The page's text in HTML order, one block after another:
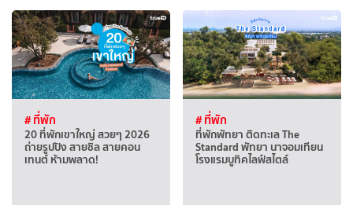
# ที่พัก
20 ที่พักเขาใหญ่ สวยๆ 2026
ถ่ายรูปปัง สายชิล สายคอน
เทนต์ ห้ามพลาด!
# ที่พัก
ที่พักพัทยา ติดทะเล The
Standard พัทยา นาจอมเทียน
โรงแรมบูทิคไลฟ์สไตล์